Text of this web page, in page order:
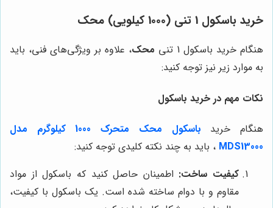
خرید باسکول 1 تنی (1000 کیلویی) محک
هنگام خرید باسکول 1 تنی محک، علاوه بر ویژگی‌های فنی، باید
به موارد زیر نیز توجه کنید:
نکات مهم در خرید باسکول
هنگام خرید
باسکول محک متحرک 1000 کیلوگرم مدل
MDS13000 ، باید به چند نکته کلیدی توجه کنید:
کیفیت ساخت: اطمینان حاصل کنید که باسکول از مواد
مقاوم و با دوام ساخته شده است. یک باسکول با کیفیت،